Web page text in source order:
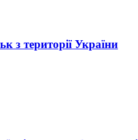
з території України